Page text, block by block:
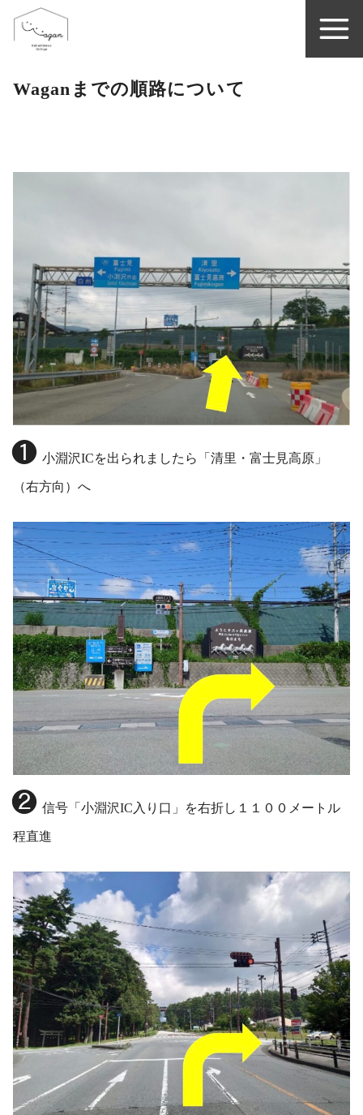
Waganまでの順路について
❶ 小淵沢ICを出られましたら「清里・富士見高原」
（右方向）へ
❷ 信号「小淵沢IC入り口」を右折し１１００メートル
程直進